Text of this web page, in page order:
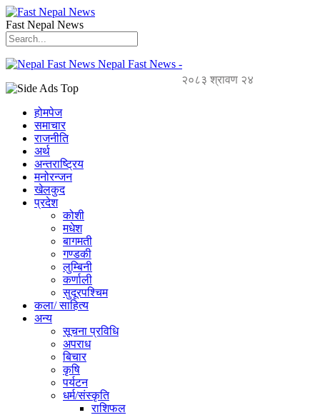
Fast Nepal News
Nepal Fast News -
२०८३ श्रावण २४
होमपेज
समाचार
राजनीति
अर्थ
अन्तराष्ट्रिय
मनोरन्जन
खेलकुद
प्रदेश
कोशी
मधेश
बागमती
गण्डकी
लुम्बिनी
कर्णाली
सुदूरपश्चिम
कला/ साहित्य
अन्य
सूचना प्रविधि
अपराध
बिचार
कृषि
पर्यटन
धर्म/संस्कृति
राशिफल